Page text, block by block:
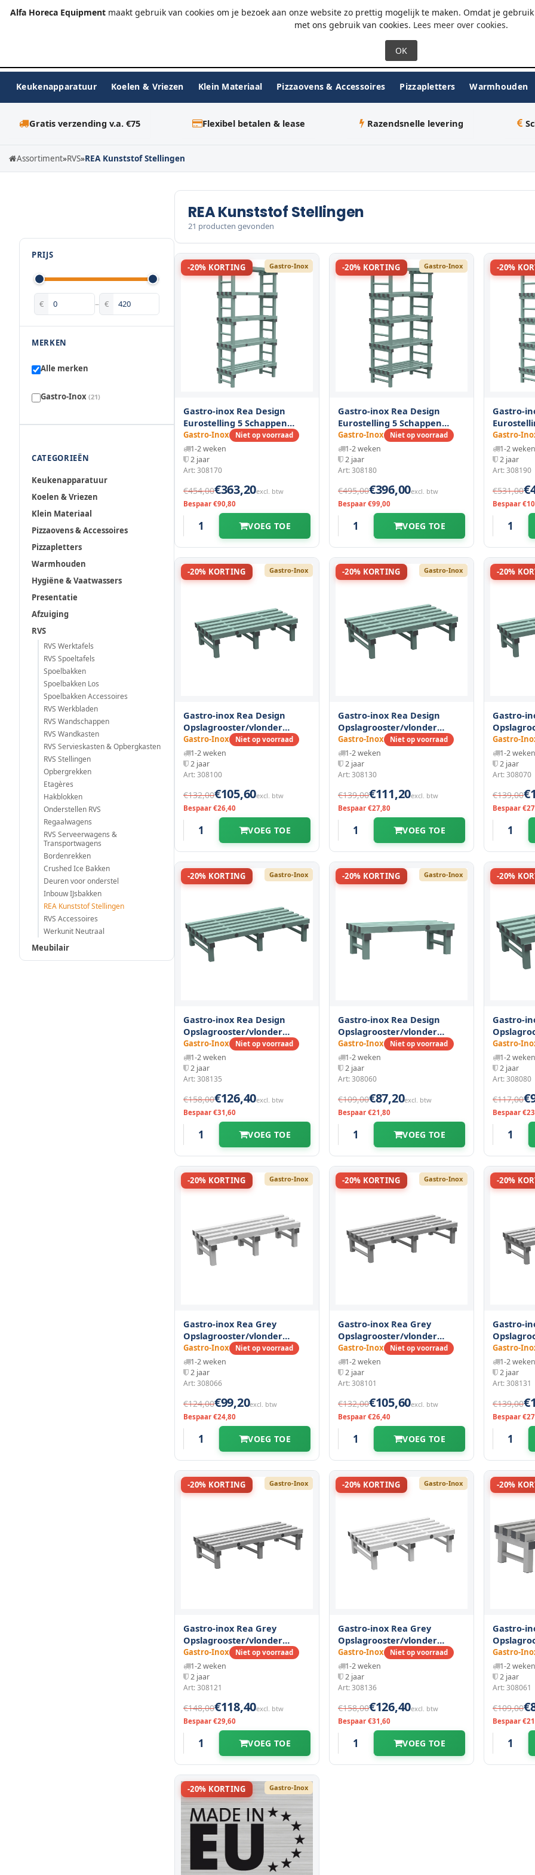
Alfa Horeca Equipmentmaakt gebruik van cookies om je bezoek aan onze website zo prettig mogelijk te maken. Omdat je
met ons gebruik van cookies. Lees meer over cookies.
+31 (0)23-576 9984 info@alfahoreca.nl Ma-Vr 09:00 - 18:00 WhatsApp
Keukenapparatuur Koelen & Vriezen Klein Materiaal Pizzaovens & Accessoires Pizzapletters Warmhouden
Gratis verzending v.a. €75 Flexibel betalen & lease Razendsnelle levering
Assortiment»RVS»REA Kunststof Stellingen
PRIJS
€ – €
MERKEN
Alle merken
Gastro-Inox (21)
CATEGORIEËN
Keukenapparatuur
Koelen & Vriezen
Klein Materiaal
Pizzaovens & Accessoires
Pizzapletters
Warmhouden
Hygiëne & Vaatwassers
Presentatie
Afzuiging
RVS
RVS Werktafels
RVS Spoeltafels
Spoelbakken
Spoelbakken Los
Spoelbakken Accessoires
RVS Werkbladen
RVS Wandschappen
RVS Wandkasten
RVS Servieskasten & Opbergkasten
RVS Stellingen
Opbergrekken
Etagères
Hakblokken
Onderstellen RVS
Regaalwagens
RVS Serveerwagens &
Transportwagens
Bordenrekken
Crushed Ice Bakken
Deuren voor onderstel
Inbouw IJsbakken
REA Kunststof Stellingen
RVS Accessoires
Werkunit Neutraal
Meubilair
REA Kunststof Stellingen
21 producten gevonden
-20% KORTING Gastro-Inox
Gastro-inox Rea Design
Eurostelling 5 Schappen
1000(l)x400(d)x1850(h)mm
Gastro-Inox Niet op voorraad
1-2 weken
2 jaar
Art: 308170
€454,00€363,20excl. btw
Bespaar €90,80
VOEG TOE
-20% KORTING Gastro-Inox
Gastro-inox Rea Design
Eurostelling 5 Schappen
1000(l)x500(d)x1850(h)mm
Gastro-Inox Niet op voorraad
1-2 weken
2 jaar
Art: 308180
€495,00€396,00excl. btw
Bespaar €99,00
VOEG TOE
-20%
Gastro-
Gastro-
1-2 weken
2 jaar
Art: 308190
€531,00
Bespaar
-20% KORTING Gastro-Inox
Gastro-inox Rea Design
Opslagrooster/vlonder
1000(l)x500(d)x250(h)mm
Gastro-Inox Niet op voorraad
1-2 weken
2 jaar
Art: 308100
€132,00€105,60excl. btw
Bespaar €26,40
VOEG TOE
-20% KORTING Gastro-Inox
Gastro-inox Rea Design
Opslagrooster/vlonder
1000(l)x600(d)x250(h)mm
Gastro-Inox Niet op voorraad
1-2 weken
2 jaar
Art: 308130
€139,00€111,20excl. btw
Bespaar €27,80
VOEG TOE
-20%
Gastro-
Gastro-
1-2 weken
2 jaar
Art: 308070
€139,00
Bespaar
-20% KORTING Gastro-Inox
Gastro-inox Rea Design
Opslagrooster/vlonder
1200(l)x600(d)x250(h)mm
Gastro-Inox Niet op voorraad
1-2 weken
2 jaar
Art: 308135
€158,00€126,40excl. btw
Bespaar €31,60
VOEG TOE
-20% KORTING Gastro-Inox
Gastro-inox Rea Design
Opslagrooster/vlonder
800(l)x400(d)x250(h)mm
Gastro-Inox Niet op voorraad
1-2 weken
2 jaar
Art: 308060
€109,00€87,20excl. btw
Bespaar €21,80
VOEG TOE
-20%
Gastro-
Gastro-
1-2 weken
2 jaar
Art: 308080
€117,00
Bespaar
-20% KORTING Gastro-Inox
Gastro-inox Rea Grey
Opslagrooster/vlonder
1000(l)x400(d)x250(h)mm
Gastro-Inox Niet op voorraad
1-2 weken
2 jaar
Art: 308066
€124,00€99,20excl. btw
Bespaar €24,80
VOEG TOE
-20% KORTING Gastro-Inox
Gastro-inox Rea Grey
Opslagrooster/vlonder
1000(l)x500(d)x250(h)mm
Gastro-Inox Niet op voorraad
1-2 weken
2 jaar
Art: 308101
€132,00€105,60excl. btw
Bespaar €26,40
VOEG TOE
-20%
Gastro-
Gastro-
1-2 weken
2 jaar
Art: 308131
€139,00
Bespaar
-20% KORTING Gastro-Inox
Gastro-inox Rea Grey
Opslagrooster/vlonder
1200(l)x500(d)x250(h)mm
Gastro-Inox Niet op voorraad
1-2 weken
2 jaar
Art: 308121
€148,00€118,40excl. btw
Bespaar €29,60
VOEG TOE
-20% KORTING Gastro-Inox
Gastro-inox Rea Grey
Opslagrooster/vlonder
1200(l)x600(d)x250(h)mm
Gastro-Inox Niet op voorraad
1-2 weken
2 jaar
Art: 308136
€158,00€126,40excl. btw
Bespaar €31,60
VOEG TOE
-20%
Gastro-
Gastro-
1-2 weken
2 jaar
Art: 308061
€109,00
Bespaar
-20% KORTING Gastro-Inox